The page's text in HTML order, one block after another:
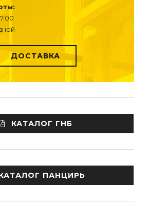
ДОСТАВКА
КАТАЛОГ ГНБ
ПАНЦИРЬ